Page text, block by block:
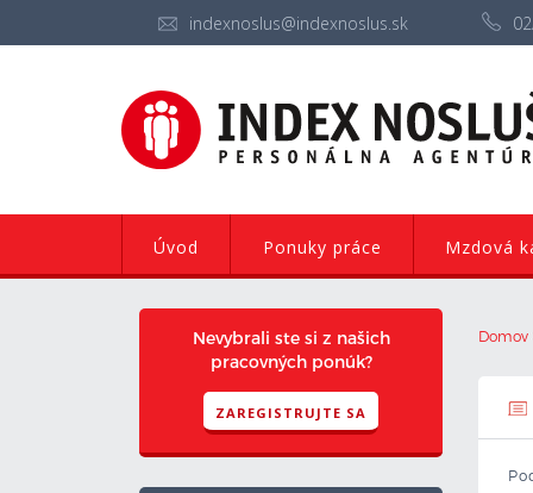
indexnoslus@indexnoslus.sk
Úvod Ponuky práce Mzdová
Domov
Nevybrali ste si z našich
pracovných ponúk?
ZAREGISTRUJTE SA